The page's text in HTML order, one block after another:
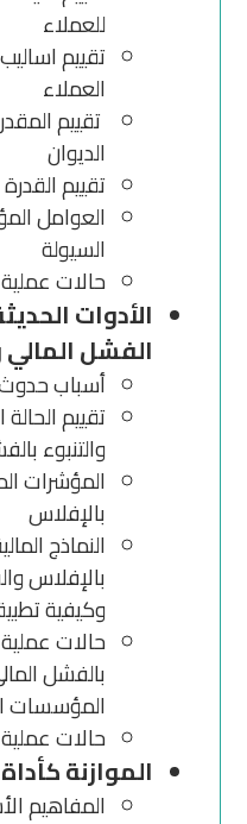
للعملاء
تقييم
العملاء
تقييم
الديوان
تقييم
العوامل
السيولة
حالات
الأدوات
الفشل المالي
أسباب
تقييم
والتنبوء
المؤشرات
بالإفلاس
النماذج
بالإفلاس
وكيفية
حالات
بالفشل
المؤسسات
حالات
الموازنة
المفاهيم